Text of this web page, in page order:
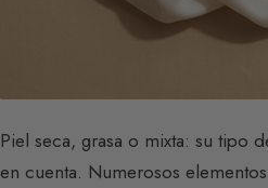
Piel seca, grasa o mixta: su tipo
en cuenta. Numerosos